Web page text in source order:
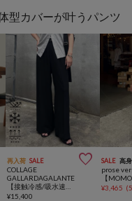
型カバーが叶うパンツ
再入荷 SALE 
COLLAGE
GALLARDAGALANTE
¥15,400
SALE 高
prose
¥3,465 (